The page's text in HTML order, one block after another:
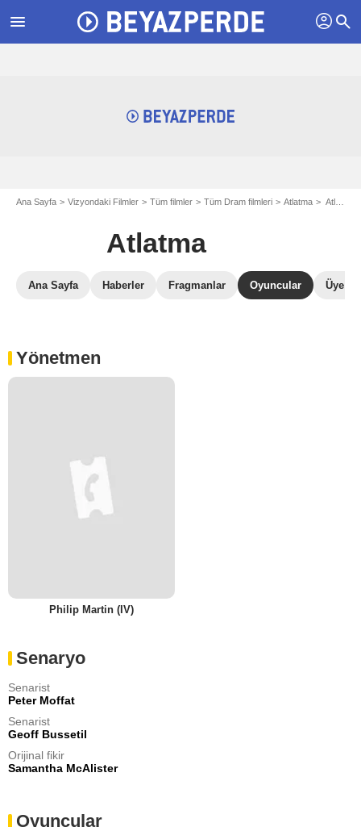
menu profil search
Ana Sayfa Vizyondaki Filmler Tüm filmler Tüm Dram filmleri Atlatma Atlatma Filminin Oyuncuları
Atlatma
Ana Sayfa Haberler Fragmanlar Oyuncular Üye
Yönetmen
Philip Martin (IV)
Senaryo
Senarist
Peter Moffat
Senarist
Geoff Bussetil
Orijinal fikir
Samantha McAlister
Oyuncular